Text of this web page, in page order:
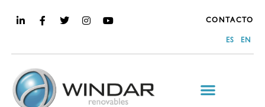
CONTACTO
ES EN
MEDIA